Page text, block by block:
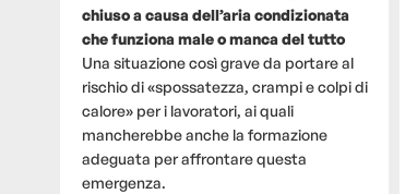
chiuso a causa dell’aria condizionata
che funziona male o manca del tutto
Una situazione così grave da portare al
rischio di «spossatezza, crampi e colpi di
calore» per i lavoratori, ai quali
mancherebbe anche la formazione
adeguata per affrontare questa
emergenza.